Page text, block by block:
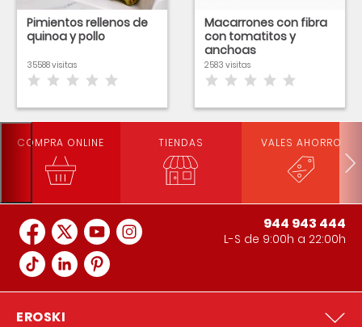
Pimientos rellenos de
quinoa y pollo
35588 visitas
Macarrones con fibra
con tomatitos y
anchoas
2583 visitas
COMPRA ONLINE TIENDAS VALES AHORRO
944 943 444
L-S de 9:00h a 22:00h
EROSKI